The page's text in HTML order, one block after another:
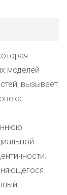
моделей
вызывает